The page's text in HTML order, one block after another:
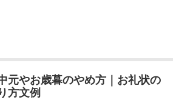
元やお歳暮のやめ方｜お礼状の
方文例